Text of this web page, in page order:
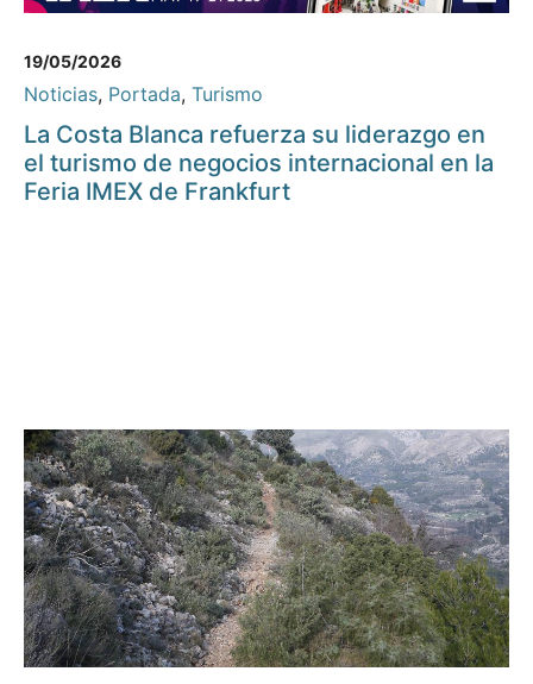
19/05/2026
Noticias, Portada, Turismo
La Costa Blanca refuerza su liderazgo en
el turismo de negocios internacional en la
Feria IMEX de Frankfurt